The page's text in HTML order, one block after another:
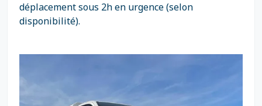
déplacement sous 2h en urgence (selon
disponibilité).